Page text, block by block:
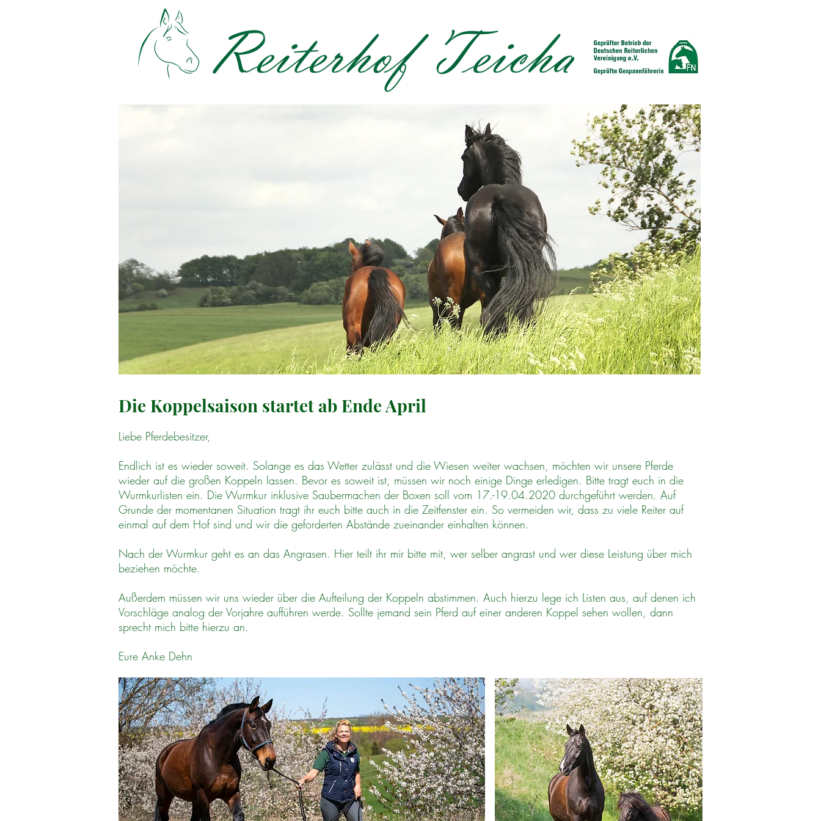
Die Koppelsaison startet ab Ende April
Liebe Pferdebesitzer,
Endlich ist es wieder soweit. Solange es das Wetter zulässt und die Wiesen weiter wachsen, möchten wir unsere Pferde
wieder auf die großen Koppeln lassen. Bevor es soweit ist, müssen wir noch einige Dinge erledigen. Bitte tragt euch in die
Wurmkurlisten ein. Die Wurmkur inklusive Saubermachen der Boxen soll vom 17.-19.04.2020 durchgeführt werden. Auf
Grunde der momentanen Situation tragt ihr euch bitte auch in die Zeitfenster ein. So vermeiden wir, dass zu viele Reiter auf
einmal auf dem Hof sind und wir die geforderten Abstände zueinander einhalten können.
Nach der Wurmkur geht es an das Angrasen. Hier teilt ihr mir bitte mit, wer selber angrast und wer diese Leistung über mich
beziehen möchte.
Außerdem müssen wir uns wieder über die Aufteilung der Koppeln abstimmen. Auch hierzu lege ich Listen aus, auf denen ich
Vorschläge analog der Vorjahre aufführen werde. Sollte jemand sein Pferd auf einer anderen Koppel sehen wollen, dann
sprecht mich bitte hierzu an.
Eure Anke Dehn